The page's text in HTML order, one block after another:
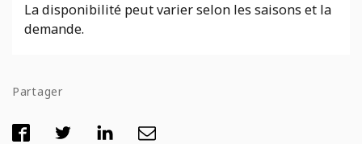
La disponibilité peut varier selon les saisons et la
demande.
Partager